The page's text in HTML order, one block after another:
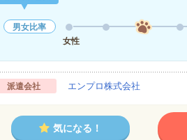
男女比率
女性
派遣会社 エンプロ株式会社
気になる！